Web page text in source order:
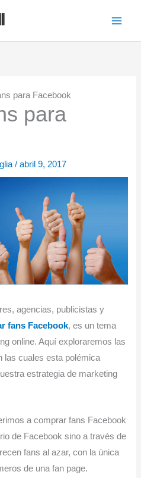
para Facebook
para
/abril 9, 2017
agencias, publicistas y
fans Facebook, es un tema
online. Aquí exploraremos las
las cuales esta polémica
estrategia de marketing
a comprar fans Facebook
de Facebook sino a través de
fans al azar, con la única
de una fan page.